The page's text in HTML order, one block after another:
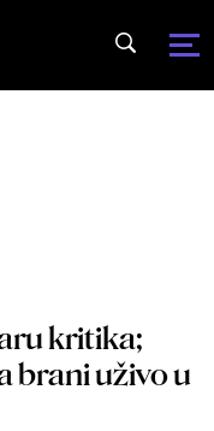
kritika;
brani uživo u